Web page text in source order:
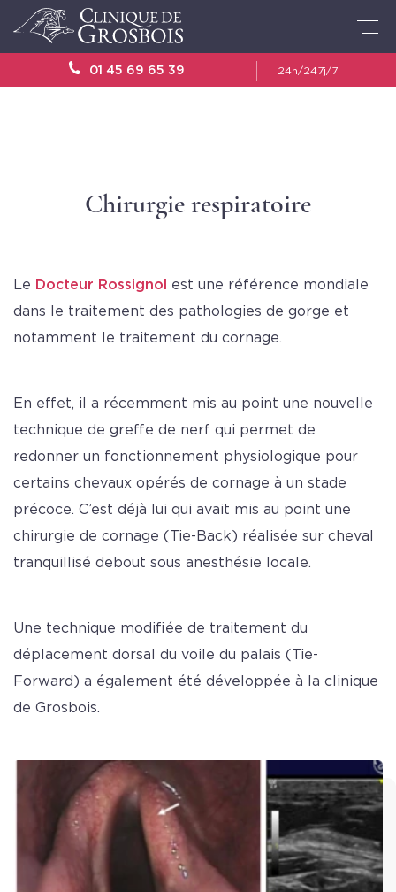
01 45 69 65 39 24h/247j/7
Chirurgie respiratoire
Le Docteur Rossignol est une référence mondiale
dans le traitement des pathologies de gorge et
notamment le traitement du cornage.
En effet, il a récemment mis au point une nouvelle
technique de greffe de nerf qui permet de
redonner un fonctionnement physiologique pour
certains chevaux opérés de cornage à un stade
précoce. C’est déjà lui qui avait mis au point une
chirurgie de cornage (Tie-Back) réalisée sur cheval
tranquillisé debout sous anesthésie locale.
Une technique modifiée de traitement du
déplacement dorsal du voile du palais (Tie-
Forward) a également été développée à la clinique
de Grosbois.